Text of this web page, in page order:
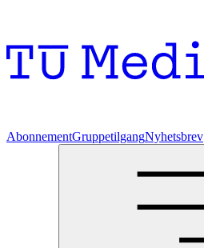
AbonnementGruppetilgangNyhetsbrev